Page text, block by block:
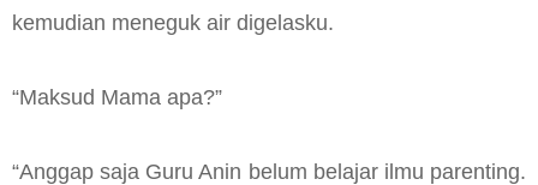
kemudian meneguk air digelasku.
“Maksud Mama apa?”
“Anggap saja Guru Anin belum belajar ilmu parenting.